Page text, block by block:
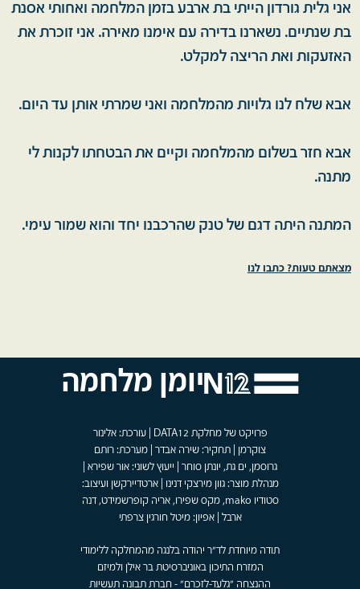
אני גלית גורדון הייתי בת ארבע בזמן המלחמה ואחותי אסנת
בת שנתיים. נשארנו בדירה עם אימנו מאירה. אני זוכרת את
האזעקות ואת הריצה למקלט.
אבא שלח לנו גלויות מהמלחמה ואני שמרתי אותן עד היום.
אבא חזר בשלום מהמלחמה וקיים את הבטחתו לקנות לי
מתנה.
המתנה היתה דגם של טנק שהרכבנו יחד והוא שמור עימי.
מצאתם טעות? כתבו לנו
יומן מלחמה
פרויקט של מחלקת DATA12 | עורכת: אלינור
צוקרמן | תחקיר: שירה אבדר | מערכת: רותם
גרוסמן, ים גת, יונתן סוחר | ייעוץ לשוני: אור שפירא |
מנהלת מוצר: גוון מירצקי דנינו | ארטדיירקשן ועיצוב:
סטודיו mako, מקס שפירו, אריה קופרשמידט, דנה
ארבל | אפיון: מיטל חורגין צרפתי
תודה מיוחדת לד"ר יהודה בלנגה מהמחלקה ללימודי
המזרח התיכון באוניברסיטת בר אילן ולמיזם
ההנצחה "גלעד-לזכרם" - חברת תבונה תעשיות